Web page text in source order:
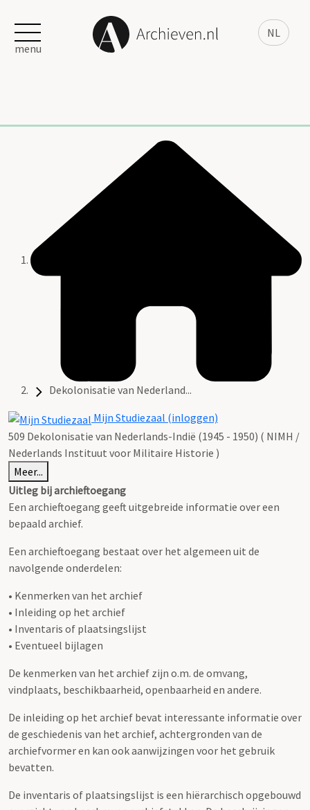
NL
menu
Dekolonisatie van Nederland...
Mijn Studiezaal (inloggen)
509 Dekolonisatie van Nederlands-Indië (1945 - 1950) ( NIMH /
Nederlands Instituut voor Militaire Historie )
Meer...
Uitleg bij archieftoegang
Een archieftoegang geeft uitgebreide informatie over een
bepaald archief.
Een archieftoegang bestaat over het algemeen uit de
navolgende onderdelen:
• Kenmerken van het archief
• Inleiding op het archief
• Inventaris of plaatsingslijst
• Eventueel bijlagen
De kenmerken van het archief zijn o.m. de omvang,
vindplaats, beschikbaarheid, openbaarheid en andere.
De inleiding op het archief bevat interessante informatie over
de geschiedenis van het archief, achtergronden van de
archiefvormer en kan ook aanwijzingen voor het gebruik
bevatten.
De inventaris of plaatsingslijst is een hiërarchisch opgebouwd